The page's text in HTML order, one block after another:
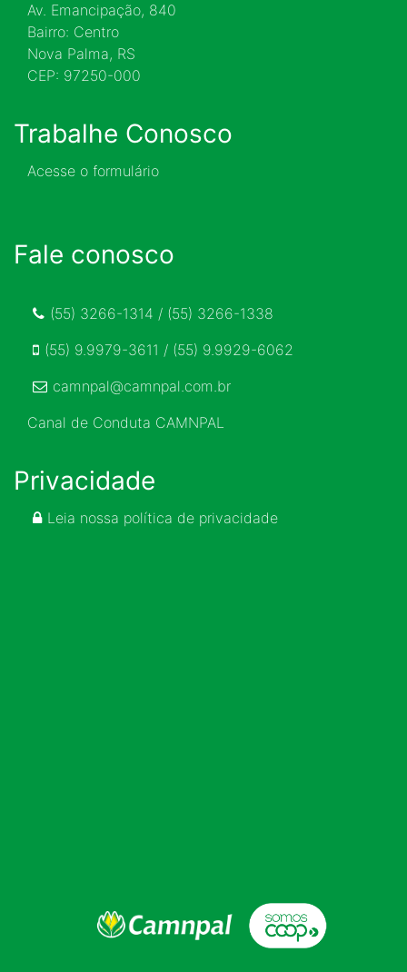
Av. Emancipação, 840
Bairro: Centro
Nova Palma, RS
CEP: 97250-000
Trabalhe Conosco
Acesse o formulário
Fale conosco
(55) 3266-1314 / (55) 3266-1338
(55) 9.9979-3611 / (55) 9.9929-6062
camnpal@camnpal.com.br
Canal de Conduta CAMNPAL
Privacidade
Leia nossa política de privacidade